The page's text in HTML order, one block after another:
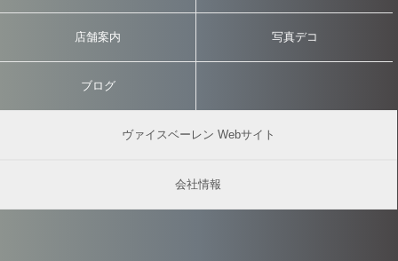
店舗案内 写真デコ
ブログ
ヴァイスベーレン Webサイト
会社情報